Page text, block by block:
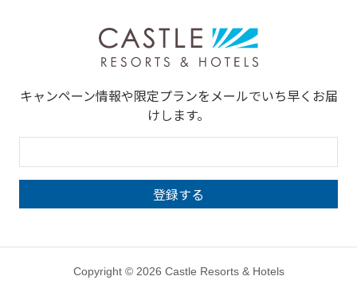
キャンペーン情報や限定プランをメールでいち早くお届
けします。
Copyright © 2026 Castle Resorts & Hotels